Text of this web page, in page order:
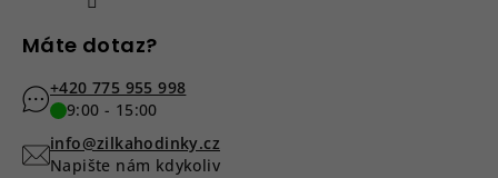
Máte dotaz?
+420 775 955 998
9:00 - 15:00
info@zilkahodinky.cz
Napište nám kdykoliv